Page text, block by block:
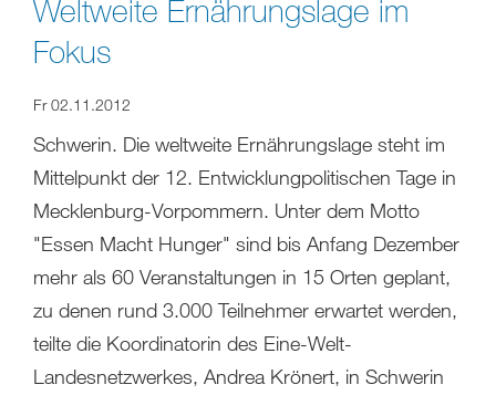
Weltweite Ernährungslage im
Fokus
Fr 02.11.2012
Schwerin. Die weltweite Ernährungslage steht im
Mittelpunkt der 12. Entwicklungpolitischen Tage in
Mecklenburg-Vorpommern. Unter dem Motto
"Essen Macht Hunger" sind bis Anfang Dezember
mehr als 60 Veranstaltungen in 15 Orten geplant,
zu denen rund 3.000 Teilnehmer erwartet werden,
teilte die Koordinatorin des Eine-Welt-
Landesnetzwerkes, Andrea Krönert, in Schwerin